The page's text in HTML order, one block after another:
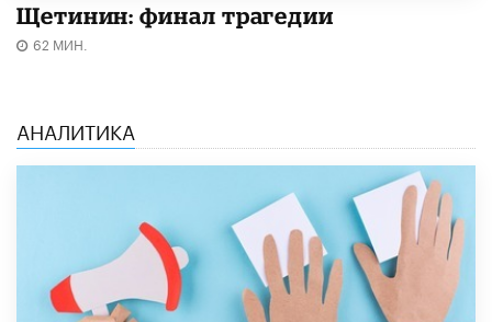
Щетинин: финал трагедии
62 МИН.
АНАЛИТИКА